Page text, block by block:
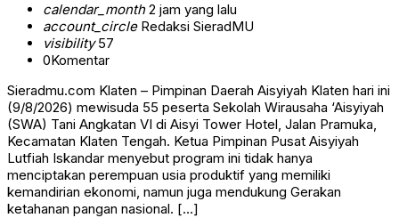
calendar_month2 jam yang lalu
account_circleRedaksi SieradMU
visibility57
0Komentar
Sieradmu.com Klaten – Pimpinan Daerah Aisyiyah Klaten hari ini
(9/8/2026) mewisuda 55 peserta Sekolah Wirausaha ‘Aisyiyah
(SWA) Tani Angkatan VI di Aisyi Tower Hotel, Jalan Pramuka,
Kecamatan Klaten Tengah. Ketua Pimpinan Pusat Aisyiyah
Lutfiah Iskandar menyebut program ini tidak hanya
menciptakan perempuan usia produktif yang memiliki
kemandirian ekonomi, namun juga mendukung Gerakan
ketahanan pangan nasional. […]